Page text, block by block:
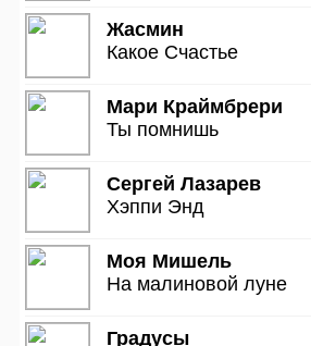
Жасмин
Какое Счастье
Мари Краймбрери
Ты помнишь
Сергей Лазарев
Хэппи Энд
Моя Мишель
На малиновой луне
Градусы